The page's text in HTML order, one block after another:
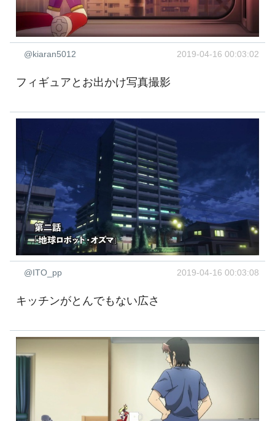
@kiaran5012 2019-04-16 00:03:02
フィギュアとお出かけ写真撮影
@ITO_pp 2019-04-16 00:03:08
キッチンがとんでもない広さ